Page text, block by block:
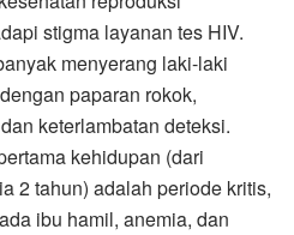
stigma layanan tes HIV.
menyerang laki-laki
paparan rokok,
keterlambatan deteksi.
kehidupan (dari
2 tahun) adalah periode kritis,
ibu hamil, anemia, dan